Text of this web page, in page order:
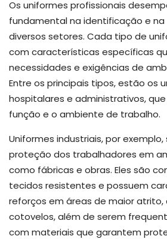
Os uniformes profissionais
fundamental na identificação e na
diversos setores. Cada tipo de
com características específicas
necessidades e exigências de
Entre os principais tipos, estão os
hospitalares e administrativos,
função e o ambiente de trabalho.
Uniformes industriais, por
proteção dos trabalhadores em
como fábricas e obras. Eles são
tecidos resistentes e possuem
reforços em áreas de maior atrito,
cotovelos, além de serem
com materiais que garantem